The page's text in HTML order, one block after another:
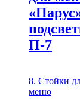
П-7
8. Стойки
меню